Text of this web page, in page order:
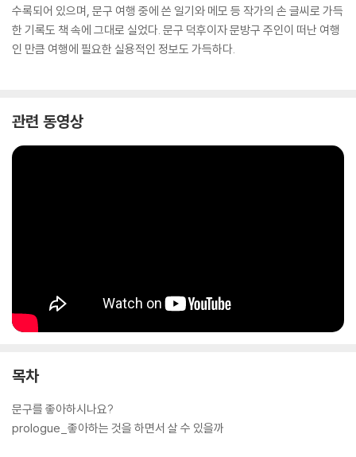
수록되어 있으며, 문구 여행 중에 쓴 일기와 메모 등 작가의 손 글씨로 가득
한 기록도 책 속에 그대로 실었다. 문구 덕후이자 문방구 주인이 떠난 여행
인 만큼 여행에 필요한 실용적인 정보도 가득하다.
관련 동영상
목차
문구를 좋아하시나요?
prologue_좋아하는 것을 하면서 살 수 있을까